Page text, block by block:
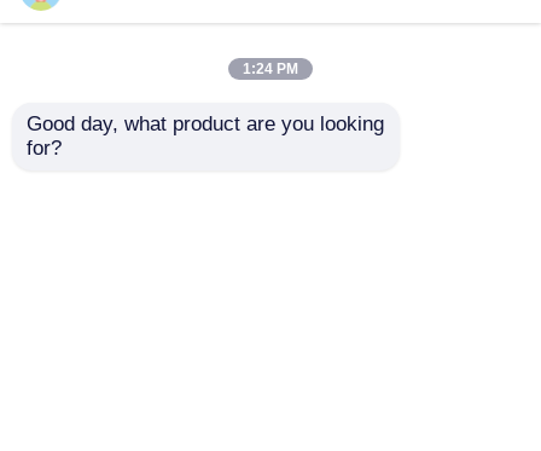
압출 압출 양극 산화 알
최고의 가격
manufacturers
produce custom-
made extruded
aluminum 6063
최고의 가격
1:24 PM
Good day, what product are you looking
for?